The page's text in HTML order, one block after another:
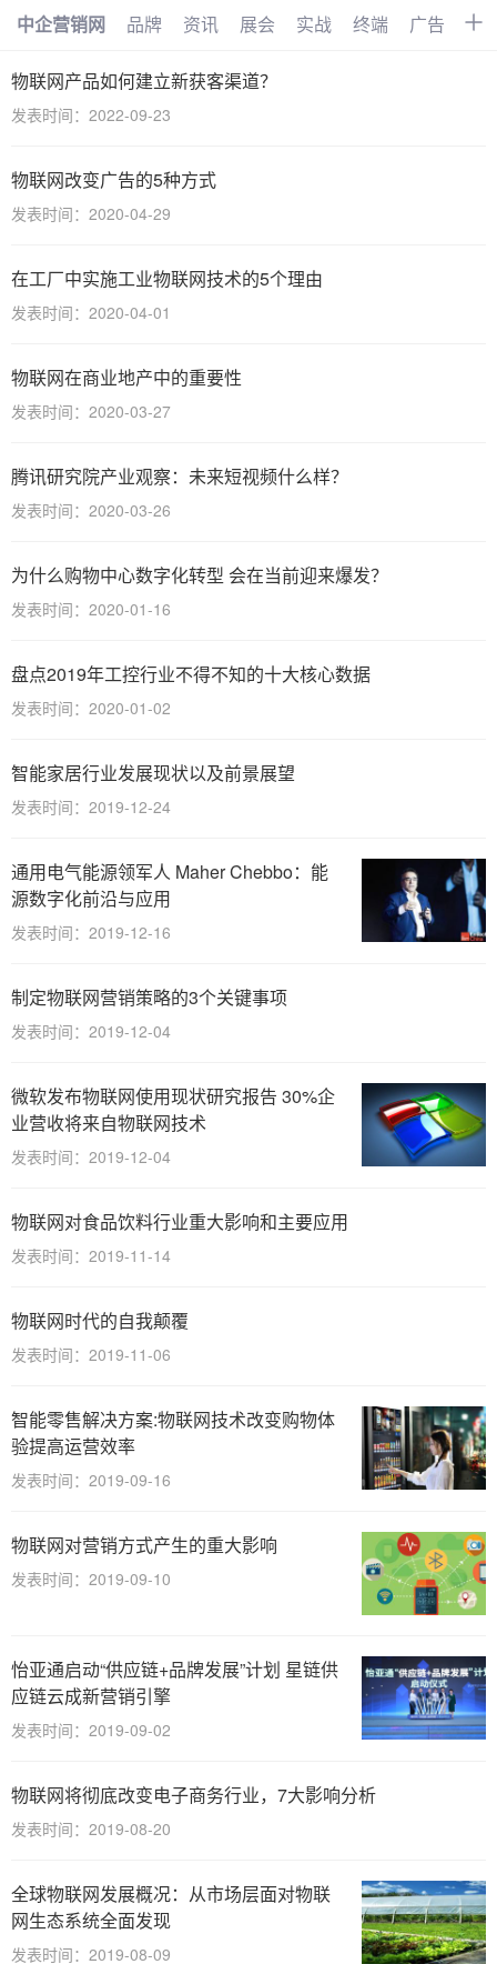
首页 品牌
实战
汽车 企业
搜索
创业 招商 职场
智能
数字化
中企营销网 品牌 资讯 展会 实战 终端 广告 时
物联网产品如何建立新获客渠道？
发表时间：2022-09-23
物联网改变广告的5种方式
发表时间：2020-04-29
在工厂中实施工业物联网技术的5个理由
发表时间：2020-04-01
物联网在商业地产中的重要性
发表时间：2020-03-27
腾讯研究院产业观察：未来短视频什么样？
发表时间：2020-03-26
为什么购物中心数字化转型 会在当前迎来爆发？
发表时间：2020-01-16
盘点2019年工控行业不得不知的十大核心数据
发表时间：2020-01-02
智能家居行业发展现状以及前景展望
发表时间：2019-12-24
通用电气能源领军人 Maher Chebbo：能
源数字化前沿与应用
发表时间：2019-12-16
制定物联网营销策略的3个关键事项
发表时间：2019-12-04
微软发布物联网使用现状研究报告 30%企
业营收将来自物联网技术
发表时间：2019-12-04
物联网对食品饮料行业重大影响和主要应用
发表时间：2019-11-14
物联网时代的自我颠覆
发表时间：2019-11-06
智能零售解决方案:物联网技术改变购物体
验提高运营效率
发表时间：2019-09-16
物联网对营销方式产生的重大影响
发表时间：2019-09-10
怡亚通启动“供应链+品牌发展”计划 星链供
应链云成新营销引擎
发表时间：2019-09-02
物联网将彻底改变电子商务行业，7大影响分析
发表时间：2019-08-20
全球物联网发展概况：从市场层面对物联
网生态系统全面发现
发表时间：2019-08-09